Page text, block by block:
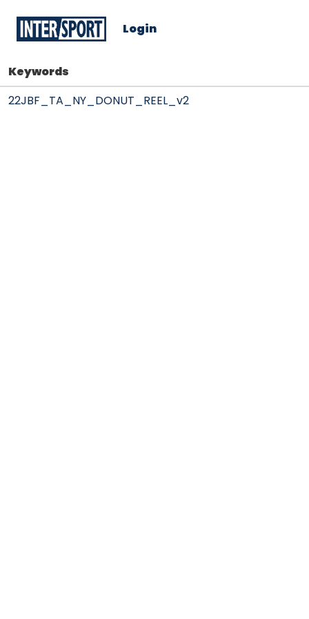
Login
Keywords
22JBF_TA_NY_DONUT_REEL_v2